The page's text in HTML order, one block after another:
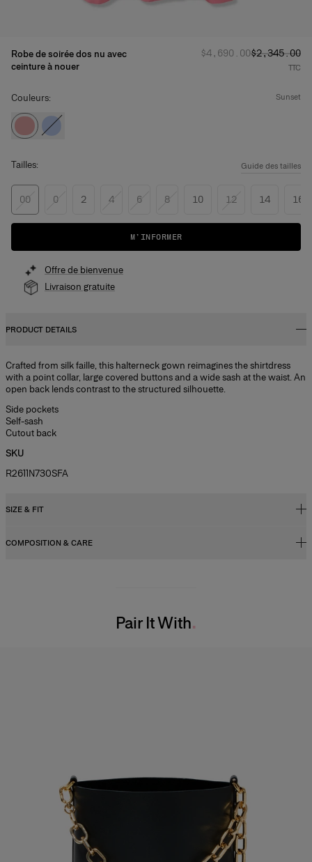
Robe de soirée dos nu avec
ceinture à nouer
Prix d'origine:
$4,690.00Prix
$2,345.00
TTC
Couleurs: sunset
Tailles: Guide des tailles
00 0 2 4 6 8 10 12 14 16
M’INFORMER
Offre de bienvenue
Livraison gratuite
PRODUCT DETAILS
Crafted from silk faille, this halterneck gown reimagines the shirtdress
with a point collar, large covered buttons and a wide sash at the waist. An
open back lends contrast to the structured silhouette.
Side pockets
Self-sash
Cutout back
SKU
R2611N730SFA
SIZE & FIT
Close-fitting through bodice, voluminous skirt
COMPOSITION & CARE
Pair It With